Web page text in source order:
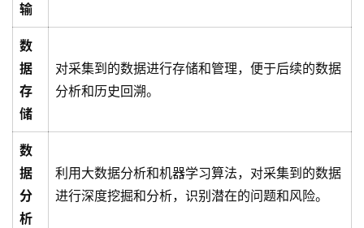
输
数
据
存
储
对采集到的数据进行存储和管理，便于后续的数据
分析和历史回溯。
数
据
分
析
利用大数据分析和机器学习算法，对采集到的数据
进行深度挖掘和分析，识别潜在的问题和风险。